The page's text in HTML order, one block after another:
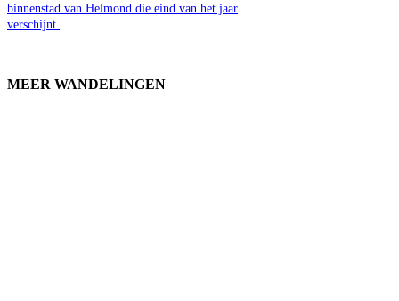
binnenstad van Helmond die eind van het jaar
verschijnt.
MEER WANDELINGEN